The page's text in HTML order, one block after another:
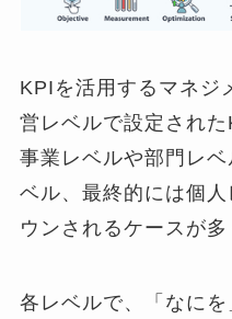
KPIを活用するマネジ
営レベルで設定された
事業レベルや部門レ
ベル、最終的には個
ウンされるケースが多
各レベルで、「なに